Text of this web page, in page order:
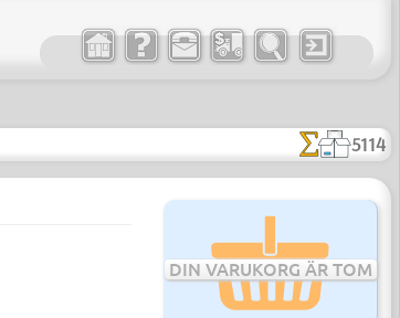
5114
DIN VARUKORG ÄR TOM